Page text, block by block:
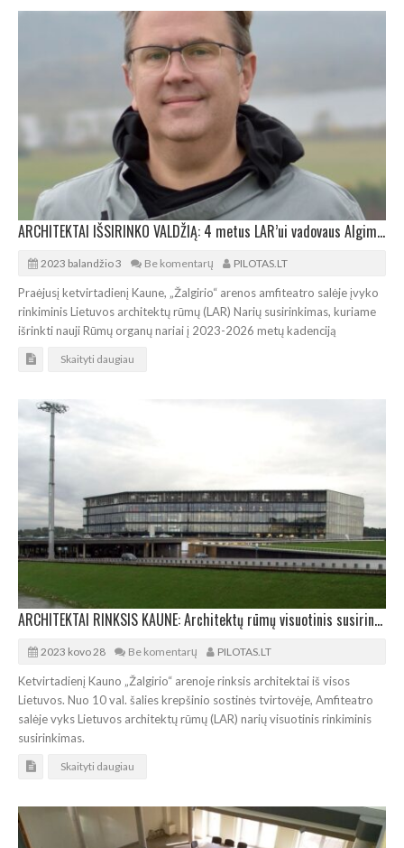
ARCHITEKTAI IŠSIRINKO VALDŽIĄ: 4 metus LAR’ui vadovaus Algimantas Pliučas
2023 balandžio 3 Be komentarų PILOTAS.LT
Praėjusį ketvirtadienį Kaune, „Žalgirio“ arenos amfiteatro salėje įvyko
rinkiminis Lietuvos architektų rūmų (LAR) Narių susirinkimas, kuriame
išrinkti nauji Rūmų organų nariai į 2023-2026 metų kadenciją
Skaityti daugiau
ARCHITEKTAI RINKSIS KAUNE: Architektų rūmų visuotinis susirinkimas – „Žalgirio“ arenoje
2023 kovo 28 Be komentarų PILOTAS.LT
Ketvirtadienį Kauno „Žalgirio“ arenoje rinksis architektai iš visos
Lietuvos. Nuo 10 val. šalies krepšinio sostinės tvirtovėje, Amfiteatro
salėje vyks Lietuvos architektų rūmų (LAR) narių visuotinis rinkiminis
susirinkimas.
Skaityti daugiau